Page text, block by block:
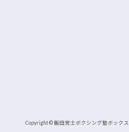
Copyright © 飯田覚士ボクシング塾ボックス